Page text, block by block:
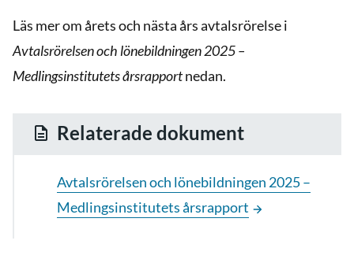
Läs mer om årets och nästa års avtalsrörelse i
Avtalsrörelsen och lönebildningen 2025 –
Medlingsinstitutets årsrapportnedan.
Relaterade dokument
Avtalsrörelsen och lönebildningen 2025 –
Medlingsinstitutets årsrapport